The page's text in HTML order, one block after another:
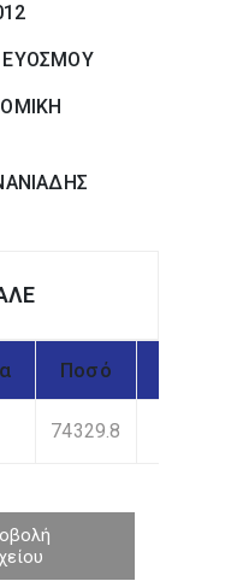
ΕΥΟΣΜΟΥ
Ποσό
74329.8